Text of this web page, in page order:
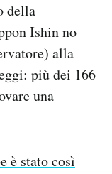
della
Ishin no
alla
più dei 166
una
è stato così